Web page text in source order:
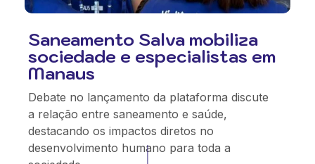
Saneamento Salva mobiliza
sociedade e especialistas em
Manaus
Debate no lançamento da plataforma discute
a relação entre saneamento e saúde,
destacando os impactos diretos no
desenvolvimento humano para toda a